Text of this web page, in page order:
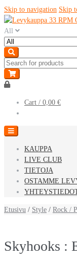
Skip to navigation Skip
All
Cart / 0,00 €
KAUPPA
LIVE CLUB
TIETOJA
OSTAMME
Etusivu / Style / Rock /
Skyhooks :